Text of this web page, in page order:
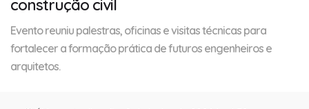
construção civil
Evento reuniu palestras, oficinas e visitas técnicas para
fortalecer a formação prática de futuros engenheiros e
arquitetos.